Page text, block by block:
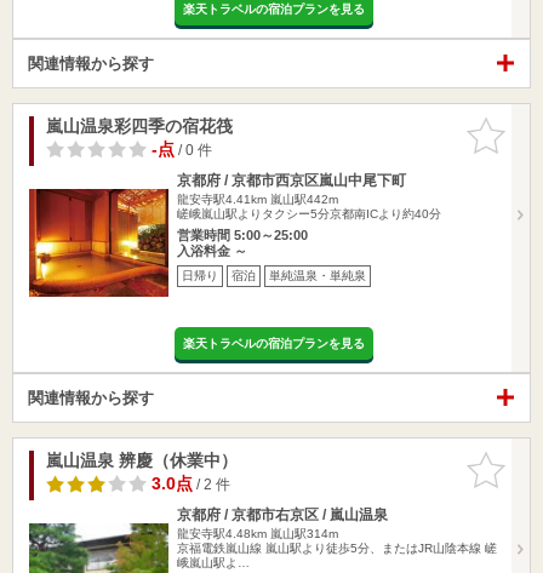
楽天トラベルの宿泊プランを見る
関連情報から探す
お気に入
りに追加
嵐山温泉彩四季の宿花筏
-点/ 0 件
京都府 / 京都市西京区嵐山中尾下町
龍安寺駅4.41km 嵐山駅442m
嵯峨嵐山駅よりタクシー5分京都南ICより約40分
営業時間 5:00～25:00
入浴料金 ～
日帰り 宿泊 単純温泉・単純泉
楽天トラベルの宿泊プランを見る
関連情報から探す
お気に入
りに追加
嵐山温泉 辨慶（休業中）
3.0点/ 2 件
京都府 / 京都市右京区 / 嵐山温泉
龍安寺駅4.48km 嵐山駅314m
京福電鉄嵐山線 嵐山駅より徒歩5分、またはJR山陰本線 嵯
峨嵐山駅よ…